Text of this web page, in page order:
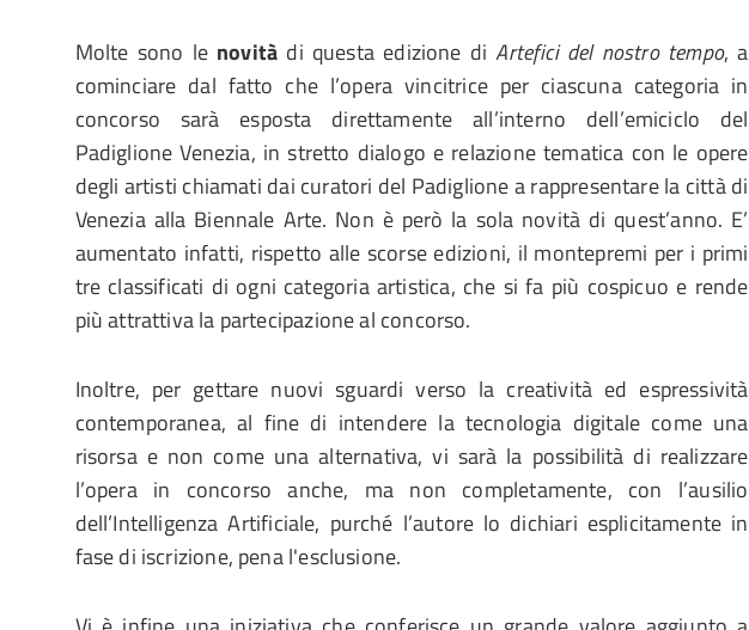
Molte sono le novità di questa edizione diArtefici del nostro tempo, a
cominciare dal fatto che l’opera vincitrice per ciascuna categoria in
concorso sarà esposta direttamente all’interno dell’emiciclo del
Padiglione Venezia, in stretto dialogo e relazione tematica con le opere
degli artisti chiamati dai curatori del Padiglione a rappresentare la città di
Venezia alla Biennale Arte. Non è però la sola novità di quest’anno. E’
aumentato infatti, rispetto alle scorse edizioni, il montepremi per i primi
tre classificati di ogni categoria artistica, che si fa più cospicuo e rende
più attrattiva la partecipazione al concorso.
Inoltre, per gettare nuovi sguardi verso la creatività ed espressività
contemporanea, al fine di intendere la tecnologia digitale come una
risorsa e non come una alternativa, vi sarà la possibilità di realizzare
l’opera in concorso anche, ma non completamente, con l’ausilio
dell’Intelligenza Artificiale, purché l’autore lo dichiari esplicitamente in
fase di iscrizione, pena l'esclusione.